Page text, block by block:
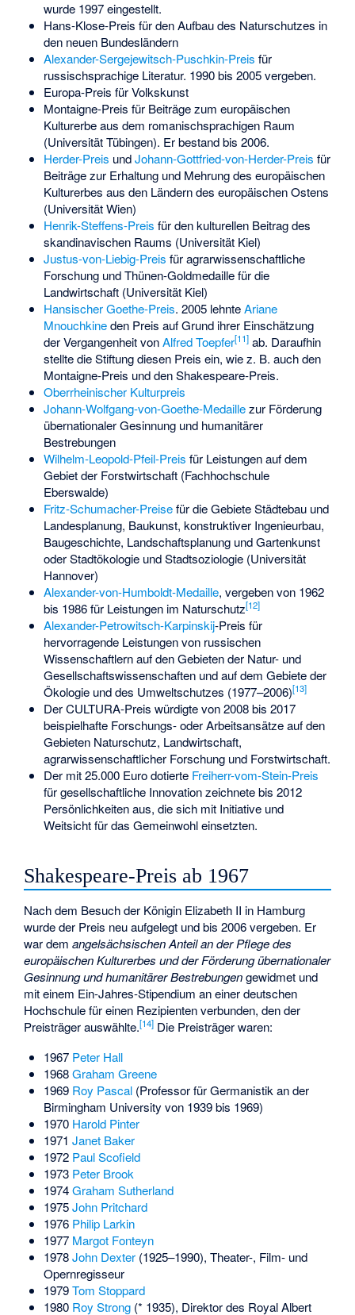
wurde 1997 eingestellt.
Hans-Klose-Preis für den Aufbau des Naturschutzes in
den neuen Bundesländern
Alexander-Sergejewitsch-Puschkin-Preis für
russischsprachige Literatur. 1990 bis 2005 vergeben.
Europa-Preis für Volkskunst
Montaigne-Preis für Beiträge zum europäischen
Kulturerbe aus dem romanischsprachigen Raum
(Universität Tübingen). Er bestand bis 2006.
Herder-Preis undJohann-Gottfried-von-Herder-Preis für
Beiträge zur Erhaltung und Mehrung des europäischen
Kulturerbes aus den Ländern des europäischen Ostens
(Universität Wien)
Henrik-Steffens-Preis für den kulturellen Beitrag des
skandinavischen Raums (Universität Kiel)
Justus-von-Liebig-Preis für agrarwissenschaftliche
Forschung und Thünen-Goldmedaille für die
Landwirtschaft (Universität Kiel)
Hansischer Goethe-Preis. 2005 lehnteAriane
Mnouchkineden Preis auf Grund ihrer Einschätzung
der Vergangenheit vonAlfred Toepfer[11]ab. Daraufhin
stellte die Stiftung diesen Preis ein, wie z. B. auch den
Montaigne-Preis und den Shakespeare-Preis.
Oberrheinischer Kulturpreis
Johann-Wolfgang-von-Goethe-Medaillezur Förderung
übernationaler Gesinnung und humanitärer
Bestrebungen
Wilhelm-Leopold-Pfeil-Preis für Leistungen auf dem
Gebiet der Forstwirtschaft (Fachhochschule
Eberswalde)
Fritz-Schumacher-Preisefür die Gebiete Städtebau und
Landesplanung, Baukunst, konstruktiver Ingenieurbau,
Baugeschichte, Landschaftsplanung und Gartenkunst
oder Stadtökologie und Stadtsoziologie (Universität
Hannover)
Alexander-von-Humboldt-Medaille, vergeben von 1962
bis 1986 für Leistungen im Naturschutz[12]
Alexander-Petrowitsch-Karpinskij-Preis für
hervorragende Leistungen von russischen
Wissenschaftlern auf den Gebieten der Natur- und
Gesellschaftswissenschaften und auf dem Gebiete der
Ökologie und des Umweltschutzes (1977–2006)[13]
DerCULTURA-Preis würdigte von 2008 bis 2017
beispielhafte Forschungs- oder Arbeitsansätze auf den
Gebieten Naturschutz, Landwirtschaft,
agrarwissenschaftlicher Forschung und Forstwirtschaft.
Der mit 25.000 Euro dotierte Freiherr-vom-Stein-Preis
für gesellschaftliche Innovation zeichnete bis 2012
Persönlichkeiten aus, die sich mit Initiative und
Weitsicht für das Gemeinwohl einsetzten.
Shakespeare-Preis ab 1967
Nach dem Besuch der Königin Elizabeth II in Hamburg
wurde der Preis neu aufgelegt und bis 2006 vergeben. Er
war demangelsächsischen Anteil an der Pflege des
europäischen Kulturerbes und der Förderung übernationaler
Gesinnung und humanitärer Bestrebungengewidmet und
mit einem Ein-Jahres-Stipendium an einer deutschen
Hochschule für einen Rezipienten verbunden, den der
Preisträger auswählte.[14] Die Preisträger waren:
1967 Peter Hall
1968Graham Greene
1969 Roy Pascal(Professor für Germanistik an der
Birmingham University von 1939 bis 1969)
1970 Harold Pinter
1971 Janet Baker
1972 Paul Scofield
1973 Peter Brook
1974Graham Sutherland
1975John Pritchard
1976 Philip Larkin
1977 Margot Fonteyn
1978John Dexter(1925–1990), Theater-, Film- und
Opernregisseur
1979Tom Stoppard
1980 Roy Strong(* 1935), Direktor des Royal Albert